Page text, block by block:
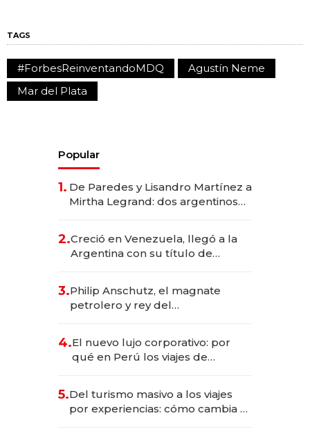
TAGS
#ForbesReinventandoMDQ
Agustín Neme
Mar del Plata
Popular
1. De Paredes y Lisandro Martínez a
Mirtha Legrand: dos argentinos
2.Creció en Venezuela, llegó a la
Argentina con su título de
las marcas "fast premium"
3.Philip Anschutz, el magnate
petrolero y rey del
Fénix
4.El nuevo lujo corporativo: por
qué en Perú los viajes de
transformadoras
5.Del turismo masivo a los viajes
por experiencias: cómo cambia el